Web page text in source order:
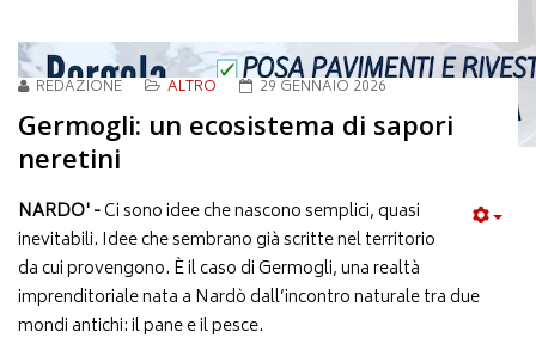
REDAZIONE ALTRO 29 GENNAIO 2026
Germogli: un ecosistema di sapori
neretini
NARDO' -Ci sono idee che nascono semplici, quasi
inevitabili. Idee che sembrano già scritte nel territorio
da cui provengono. È il caso di Germogli, una realtà
imprenditoriale nata a Nardò dall’incontro naturale tra due
mondi antichi: il pane e il pesce.